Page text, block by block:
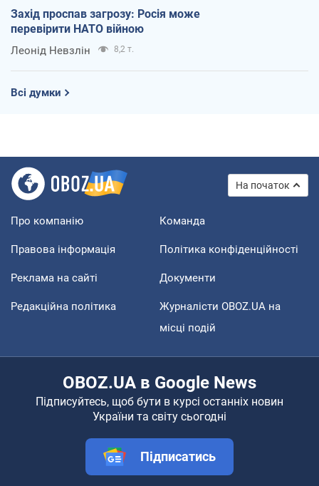
Захід проспав загрозу: Росія може
перевірити НАТО війною
Леонід Невзлін 8,2 т.
Всі думки
На початок
Про компанію Команда
Правова інформація Політика конфіденційності
Реклама на сайті Документи
Редакційна політика
Журналісти OBOZ.UA на
місці подій
OBOZ.UA в Google News
Підписуйтесь, щоб бути в курсі останніх новин
України та світу сьогодні
Підписатись